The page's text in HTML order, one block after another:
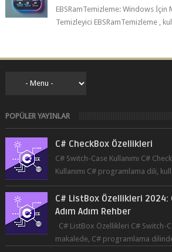
EBSRamTemizleme: Windows İçin
Temizleyici EBSRamTemizleme ,
POPÜLER YAYINLAR
C# CheckBox Özellikleri
C# Switch-Case Kullanımı C#
Kullanımı C# programlama dili,
üzerinde seçim yapma...
C# ListBox Özellikleri 2024:
Adım Adım Rehber
C# ListBox Özellikleri C# Switch-
makalede, C# programlama